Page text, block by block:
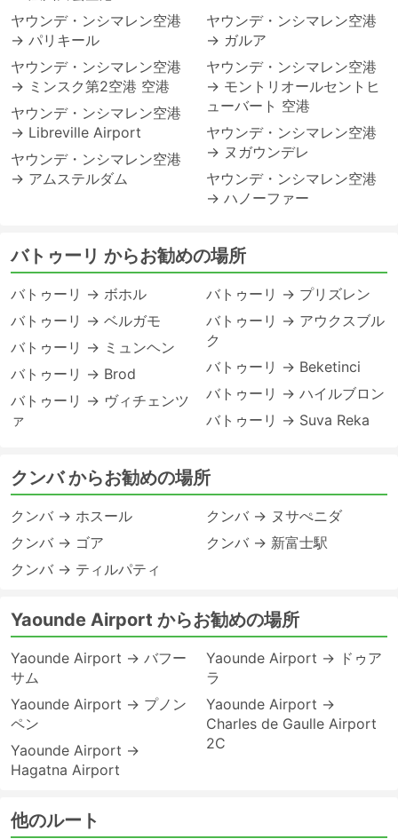
ヤウンデ・ンシマレン空港
→ パリキール
ヤウンデ・ンシマレン空港
→ ミンスク第2空港 空港
ヤウンデ・ンシマレン空港
→ Libreville Airport
ヤウンデ・ンシマレン空港
→ アムステルダム
ヤウンデ・ンシマレン空港
→ ガルア
ヤウンデ・ンシマレン空港
→ モントリオールセントヒ
ューバート 空港
ヤウンデ・ンシマレン空港
→ ヌガウンデレ
ヤウンデ・ンシマレン空港
→ ハノーファー
バトゥーリ からお勧めの場所
バトゥーリ → ボホル
バトゥーリ → ベルガモ
バトゥーリ → ミュンヘン
バトゥーリ → Brod
バトゥーリ → ヴィチェンツ
ァ
バトゥーリ → プリズレン
バトゥーリ → アウクスブル
ク
バトゥーリ → Beketinci
バトゥーリ → ハイルブロン
バトゥーリ → Suva Reka
クンバ からお勧めの場所
クンバ → ホスール
クンバ → ゴア
クンバ → ティルパティ
クンバ → ヌサぺニダ
クンバ → 新富士駅
Yaounde Airport からお勧めの場所
Yaounde Airport → バフー
サム
Yaounde Airport → プノン
ペン
Yaounde Airport →
Hagatna Airport
Yaounde Airport → ドゥア
ラ
Yaounde Airport →
Charles de Gaulle Airport
2C
他のルート